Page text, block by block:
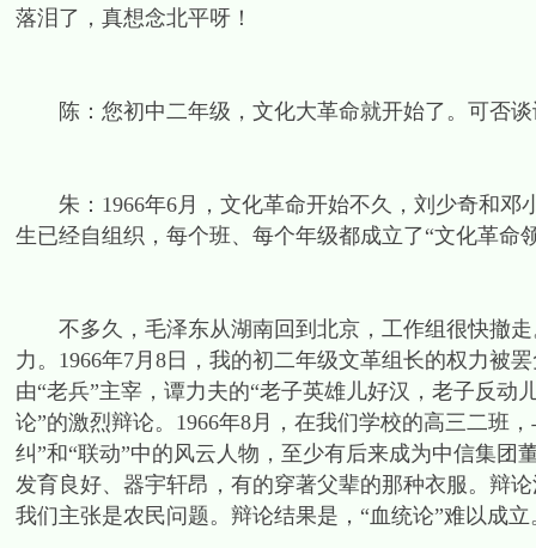
落泪了，真想念北平呀！
陈：您初中二年级，文化大革命就开始了。可否谈
朱：1966年6月，文化革命开始不久，刘少奇和邓
生已经自组织，每个班、每个年级都成立了“文化革命
不多久，毛泽东从湖南回到北京，工作组很快撤走
力。1966年7月8日，我的初二年级文革组长的权力被
由“老兵”主宰，谭力夫的“老子英雄儿好汉，老子反
论”的激烈辩论。1966年8月，在我们学校的高三二班
纠”和“联动”中的风云人物，至少有后来成为中信集
发育良好、器宇轩昂，有的穿著父辈的那种衣服。辩
我们主张是农民问题。辩论结果是，“血统论”难以成立